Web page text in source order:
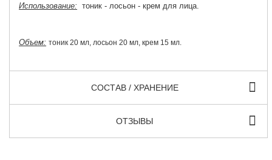
Использование: тоник - лосьон - крем для лица.
Объем: тоник 20 мл, лосьон 20 мл, крем 15 мл.
СОСТАВ / ХРАНЕНИЕ
ОТЗЫВЫ